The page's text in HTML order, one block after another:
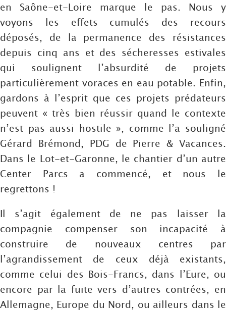
en Saône-et-Loire marque le pas. Nous y
voyons les effets cumulés des recours
déposés, de la permanence des résistances
depuis cinq ans et des sécheresses estivales
qui soulignent l’absurdité de projets
particulièrement voraces en eau potable. Enfin,
gardons à l’esprit que ces projets prédateurs
peuvent « très bien réussir quand le contexte
n’est pas aussi hostile », comme l’a souligné
Gérard Brémond, PDG de Pierre & Vacances.
Dans le Lot-et-Garonne, le chantier d’un autre
Center Parcs a commencé, et nous le
regrettons !
Il s’agit également de ne pas laisser la
compagnie compenser son incapacité à
construire de nouveaux centres par
l’agrandissement de ceux déjà existants,
comme celui des Bois-Francs, dans l’Eure, ou
encore par la fuite vers d’autres contrées, en
Allemagne, Europe du Nord, ou ailleurs dans le